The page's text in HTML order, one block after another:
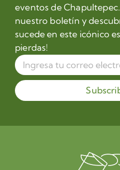
eventos de
nuestro boletín y
sucede en este icónico
pierdas!